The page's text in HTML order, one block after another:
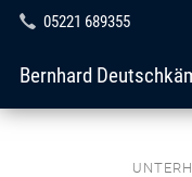
05221 689355
Bernhard